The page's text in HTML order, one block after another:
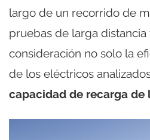
largo de un recorrido de
pruebas de larga distancia
consideración no solo la
de los eléctricos
capacidad de recarga de